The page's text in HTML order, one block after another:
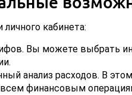
кабинета:
Вы можете выбрать
анализ расходов. В
всем финансовым